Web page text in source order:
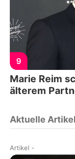
9
Marie Reim
älterem
Aktuelle Artikel
Artikel -